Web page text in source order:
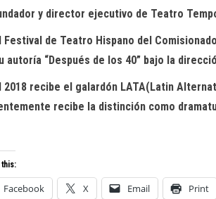
y director ejecutivo de Teatro
Festival de Teatro Hispano del
autoría “Después de los 40” bajo la
2018 recibe el galardón LATA(Latin
recibe la distinción como
Facebook X Email Print